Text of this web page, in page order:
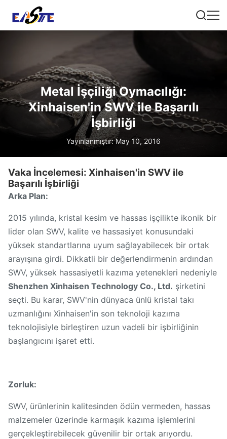
Metal İşçiliği Oymacılığı:
Xinhaisen'in SWV ile Başarılı
İşbirliği
Yayınlanmıştır: May 10, 2016
Vaka İncelemesi: Xinhaisen'in SWV ile
Başarılı İşbirliği
Arka Plan:
2015 yılında, kristal kesim ve hassas işçilikte ikonik bir
lider olan SWV, kalite ve hassasiyet konusundaki
yüksek standartlarına uyum sağlayabilecek bir ortak
arayışına girdi. Dikkatli bir değerlendirmenin ardından
SWV, yüksek hassasiyetli kazıma yetenekleri nedeniyle
Shenzhen Xinhaisen Technology Co., Ltd. şirketini
seçti. Bu karar, SWV'nin dünyaca ünlü kristal takı
uzmanlığını Xinhaisen'in son teknoloji kazıma
teknolojisiyle birleştiren uzun vadeli bir işbirliğinin
başlangıcını işaret etti.
Zorluk:
SWV, ürünlerinin kalitesinden ödün vermeden, hassas
malzemeler üzerinde karmaşık kazıma işlemlerini
gerçekleştirebilecek güvenilir bir ortak arıyordu.